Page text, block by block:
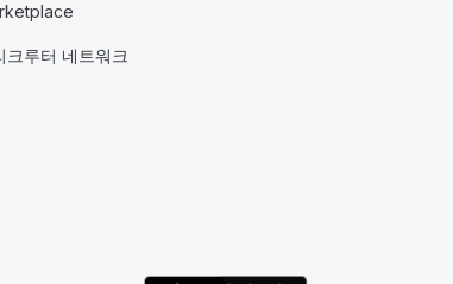
루터 네트워크